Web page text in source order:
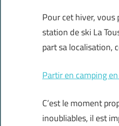
Pour cet hiver,
station de ski La
part sa localisation,
Partir en camping
C’est le moment
inoubliables, il est